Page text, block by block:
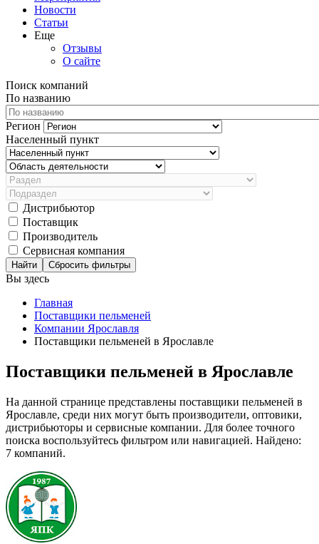
Новости
Статьи
Еще
Отзывы
О сайте
Поиск компаний
По названию
Регион
Населенный пункт
Дистрибьютор
Поставщик
Производитель
Сервисная компания
Сбросить фильтры
Вы здесь
Главная
Поставщики пельменей
Компании Ярославля
Поставщики пельменей в Ярославле
Поставщики пельменей в Ярославле
На данной странице представлены поставщики пельменей в
Ярославле, среди них могут быть производители, оптовики,
дистрибьюторы и сервисные компании. Для более точного
поиска воспользуйтесь фильтром или навигацией. Найдено:
7 компаний.